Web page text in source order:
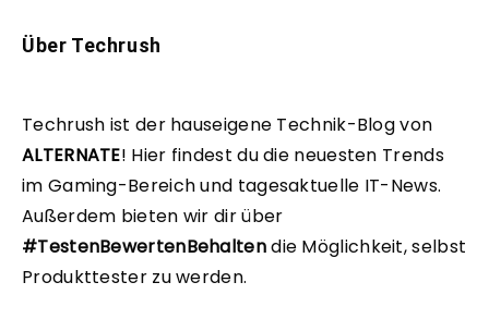
Über Techrush
Techrush ist der hauseigene Technik-Blog von
ALTERNATE! Hier findest du die neuesten Trends
im Gaming-Bereich und tagesaktuelle IT-News.
Außerdem bieten wir dir über
#TestenBewertenBehaltendie Möglichkeit, selbst
Produkttester zu werden.